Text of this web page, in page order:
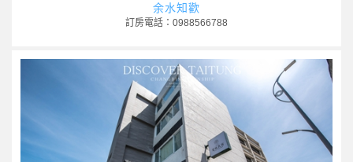
余水知歡
訂房電話：0988566788